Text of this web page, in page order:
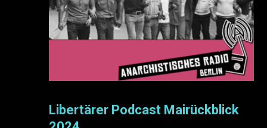
Libertärer Podcast Mairückblick